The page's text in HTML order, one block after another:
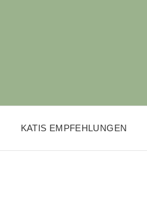
KATIS EMPFEHLUNGEN